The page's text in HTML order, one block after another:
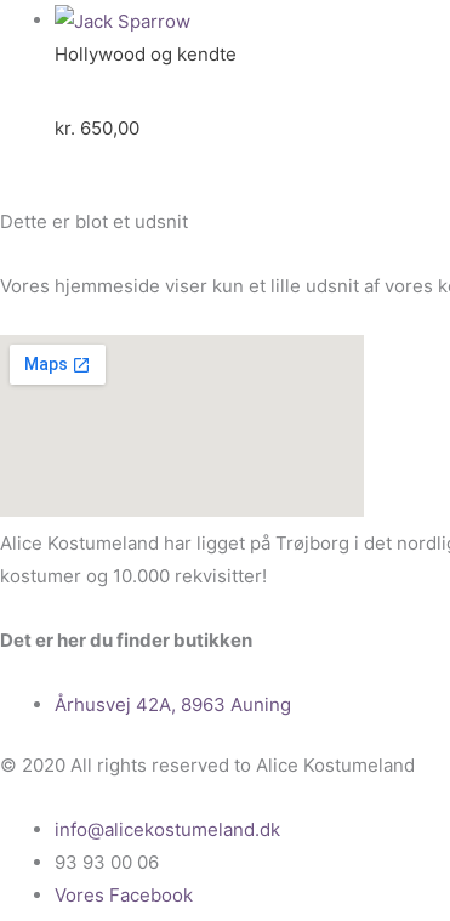
Hollywood og kendte
kr. 650,00
Dette er blot et udsnit
Vores hjemmeside viser kun et lille udsnit af vores
Alice Kostumeland har ligget på Trøjborg i det
kostumer og 10.000 rekvisitter!
Det er her du finder butikken
Århusvej 42A, 8963 Auning
© 2020 All rights reserved to Alice Kostumeland
info@alicekostumeland.dk
93 93 00 06
Vores Facebook